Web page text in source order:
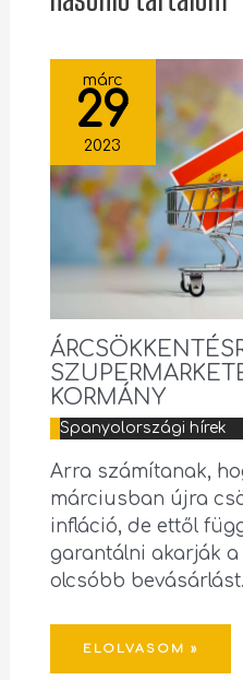
márc
29
2023
KORMÁNY
Spanyolországi hírek
Arra számítanak,
márciusban újra
infláció, de ettől
garantálni akarják
olcsóbb bevásárlást.
ELOLVASOM »